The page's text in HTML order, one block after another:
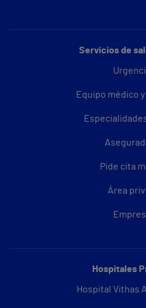
Servicios de
Equipo médico
Pide cita
Área
Hospitales
Hospital Vithas